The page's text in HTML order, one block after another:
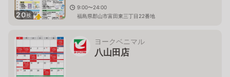
20枚
9:00〜24:00
福島県郡山市富田東三丁目22番地
ヨークベニマル
八山田店